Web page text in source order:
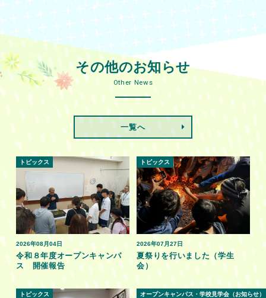
その他のお知らせ
Other News
一覧へ
2026年08月04日
トピックス
令和８年度オープンキャンパ
ス 開催報告
2026年07月27日
トピックス
夏祭りを行いました（学生
会）
トピックス オープンキャンパス・学校見学会（お知らせ）